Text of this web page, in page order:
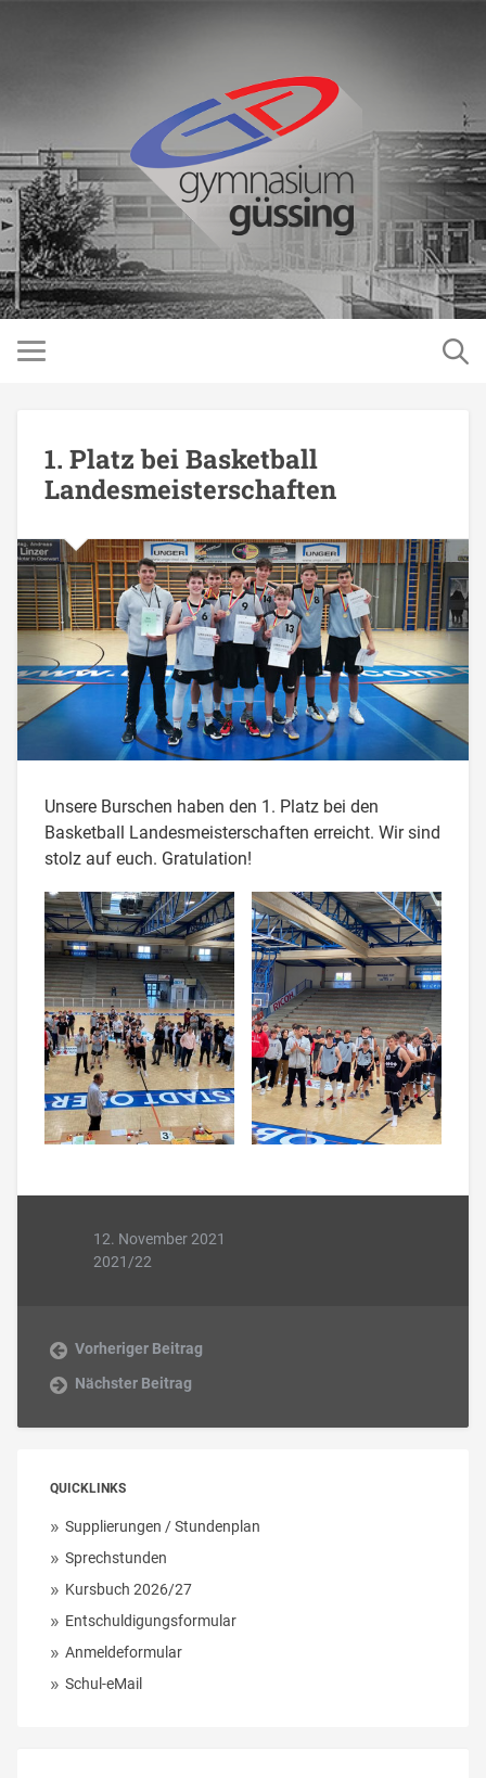
1. Platz bei Basketball
Landesmeisterschaften
Unsere Burschen haben den 1. Platz bei den
Basketball Landesmeisterschaften erreicht. Wir sind
stolz auf euch. Gratulation!
12. November 2021
2021/22
Vorheriger Beitrag
Nächster Beitrag
QUICKLINKS
Supplierungen / Stundenplan
Sprechstunden
Kursbuch 2026/27
Entschuldigungsformular
Anmeldeformular
Schul-eMail